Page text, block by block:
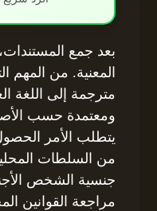
بعد جمع
المعنية. من المهم
مترجمة إلى اللغة
ومعتمدة حسب
يتطلب الأمر
من السلطات
جنسية الشخص
مراجعة القوانين